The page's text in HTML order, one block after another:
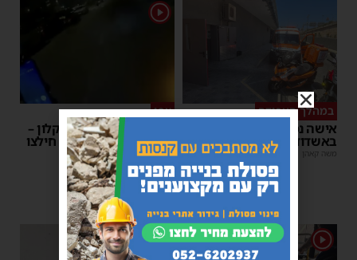
במהלך העבודה
אישה נפלה מסולם במחסן
באשדוד
משה קאהן 17:31
1
צפו
תינוק ננעל ברכב באשקלון –
המתנדבים האשדודים חילצו
אותו בשלום
משה קאהן |
11:53
1
1